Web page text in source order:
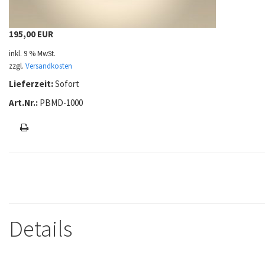
195,00 EUR
inkl. 9 % MwSt.
zzgl. Versandkosten
Lieferzeit:Sofort
Art.Nr.: PBMD-1000
Details